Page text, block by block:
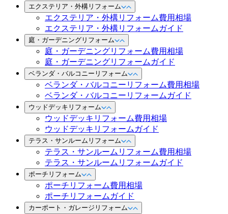
エクステリア・外構リフォーム
エクステリア・外構リフォーム費用相場
エクステリア・外構リフォームガイド
庭・ガーデニングリフォーム
庭・ガーデニングリフォーム費用相場
庭・ガーデニングリフォームガイド
ベランダ・バルコニーリフォーム
ベランダ・バルコニーリフォーム費用相場
ベランダ・バルコニーリフォームガイド
ウッドデッキリフォーム
ウッドデッキリフォーム費用相場
ウッドデッキリフォームガイド
テラス・サンルームリフォーム
テラス・サンルームリフォーム費用相場
テラス・サンルームリフォームガイド
ポーチリフォーム
ポーチリフォーム費用相場
ポーチリフォームガイド
カーポート・ガレージリフォーム